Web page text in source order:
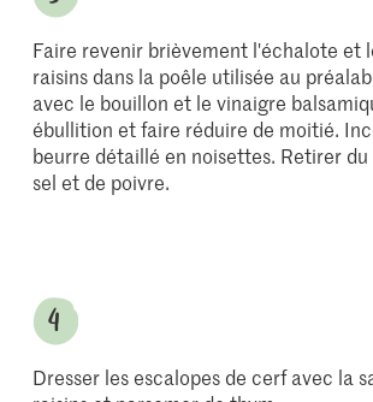
Faire revenir brièvement l'échalote et
raisins dans la poêle utilisée au
avec le bouillon et le vinaigre
ébullition et faire réduire de moitié.
beurre détaillé en noisettes. Retirer
sel et de poivre.
Dresser les escalopes de cerf avec la